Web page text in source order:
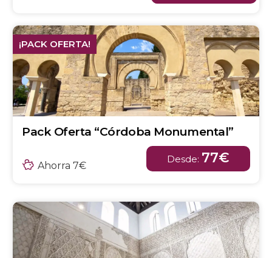
¡PACK OFERTA!
Pack Oferta “Córdoba Monumental”
Ahorra 7€
Desde: 77€